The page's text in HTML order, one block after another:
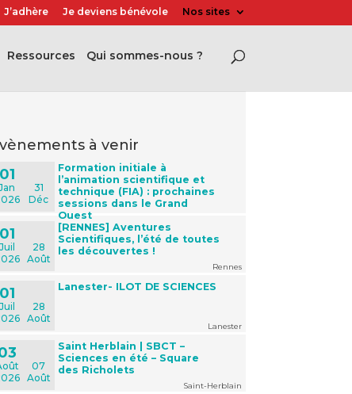
J’adhère Je deviens bénévole Nos sites
Ressources Qui sommes-nous ?
évènements à venir
01
31
Déc
Formation initiale à
l’animation scientifique et
technique (FIA) : prochaines
sessions dans le Grand
Ouest
01
Juil
28
Août
[RENNES] Aventures
Scientifiques, l’été de toutes
les découvertes !
Rennes
01
Juil
28
Août
Lanester- ILOT DE SCIENCES
Lanester
07
Août
Saint Herblain | SBCT –
Sciences en été – Square
des Richolets
Saint-Herblain